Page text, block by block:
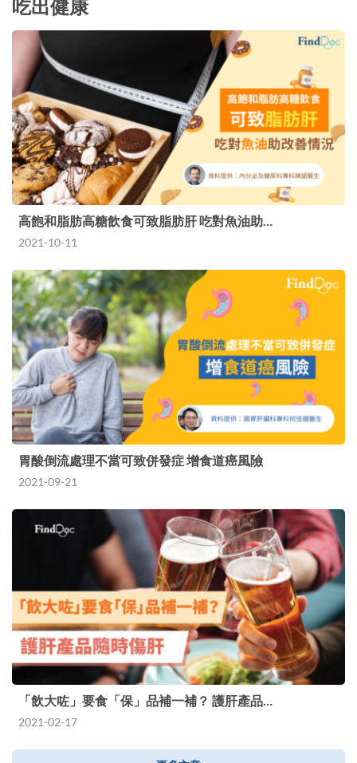
吃出健康
高飽和脂肪高糖飲食可致脂肪肝 吃對魚油助…
2021-10-11
胃酸倒流處理不當可致併發症 增食道癌風險
2021-09-21
「飲大咗」要食「保」品補一補？ 護肝產品…
2021-02-17